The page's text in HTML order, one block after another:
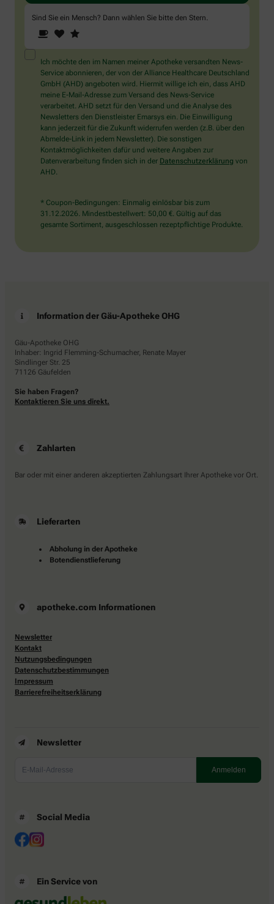
Sind Sie ein Mensch? Dann wählen Sie bitte den Stern.
Sind
Sie
ein
Mensch?
Dann
wählen
Sie
bitte
den
Stern.
1 2
Ich möchte den im Namen meiner Apotheke versandten News-
Service abonnieren, der von der Alliance Healthcare Deutschland
GmbH (AHD) angeboten wird. Hiermit willige ich ein, dass AHD
meine E-Mail-Adresse zum Versand des News-Service
verarbeitet. AHD setzt für den Versand und die Analyse des
Newsletters den Dienstleister Emarsys ein. Die Einwilligung
kann jederzeit für die Zukunft widerrufen werden (z.B. über den
Abmelde-Link in jedem Newsletter). Die sonstigen
Kontaktmöglichkeiten dafür und weitere Angaben zur
Datenverarbeitung finden sich in der Datenschutzerklärung von
AHD.
* Coupon-Bedingungen: Einmalig einlösbar bis zum
31.12.2026. Mindestbestellwert: 50,00 €. Gültig auf das
gesamte Sortiment, ausgeschlossen rezeptpflichtige Produkte.
Information der Gäu-Apotheke OHG
Gäu-Apotheke OHG
Inhaber: Ingrid Flemming-Schumacher, Renate Mayer
Sindlinger Str. 25
71126 Gäufelden
Sie haben Fragen?
Kontaktieren Sie uns direkt.
Zahlarten
Bar oder mit einer anderen akzeptierten Zahlungsart Ihrer Apotheke vor Ort.
Lieferarten
Abholung in der Apotheke
Botendienstlieferung
apotheke.com Informationen
Newsletter
Kontakt
Nutzungsbedingungen
Datenschutzbestimmungen
Impressum
Barrierefreiheitserklärung
Newsletter
Social Media
Ein Service von